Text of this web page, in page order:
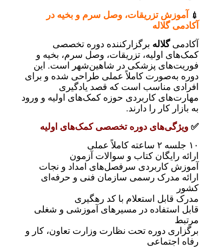
آموزش تزریقات، وصل سرم و بخیه در
آکادمی گلاله
آکادمیگلالهبرگزارکننده دوره تخصصی
کمک‌های اولیه، تزریقات، وصل سرم، بخیه و
فوریت‌های پزشکی در شاهین‌شهر است. این
دوره به‌صورت کاملاً عملی طراحی شده و برای
افرادی مناسب است که قصد یادگیری
مهارت‌های کاربردی حوزه کمک‌های اولیه و ورود
به بازار کار را دارند.
ویژگی‌های دوره تخصصی کمک‌های اولیه
ارائه رایگان کتاب و سوالات آزمون
آموزش کاربردی سرفصل‌های امداد و نجات
ارائه مدرک رسمی سازمان فنی و حرفه‌ای
کشور
مدرک قابل استعلام با کد رهگیری
قابل استفاده در مسیرهای آموزشی و شغلی
مرتبط
برگزاری دوره تحت نظارت وزارت تعاون، کار و
رفاه اجتماعی